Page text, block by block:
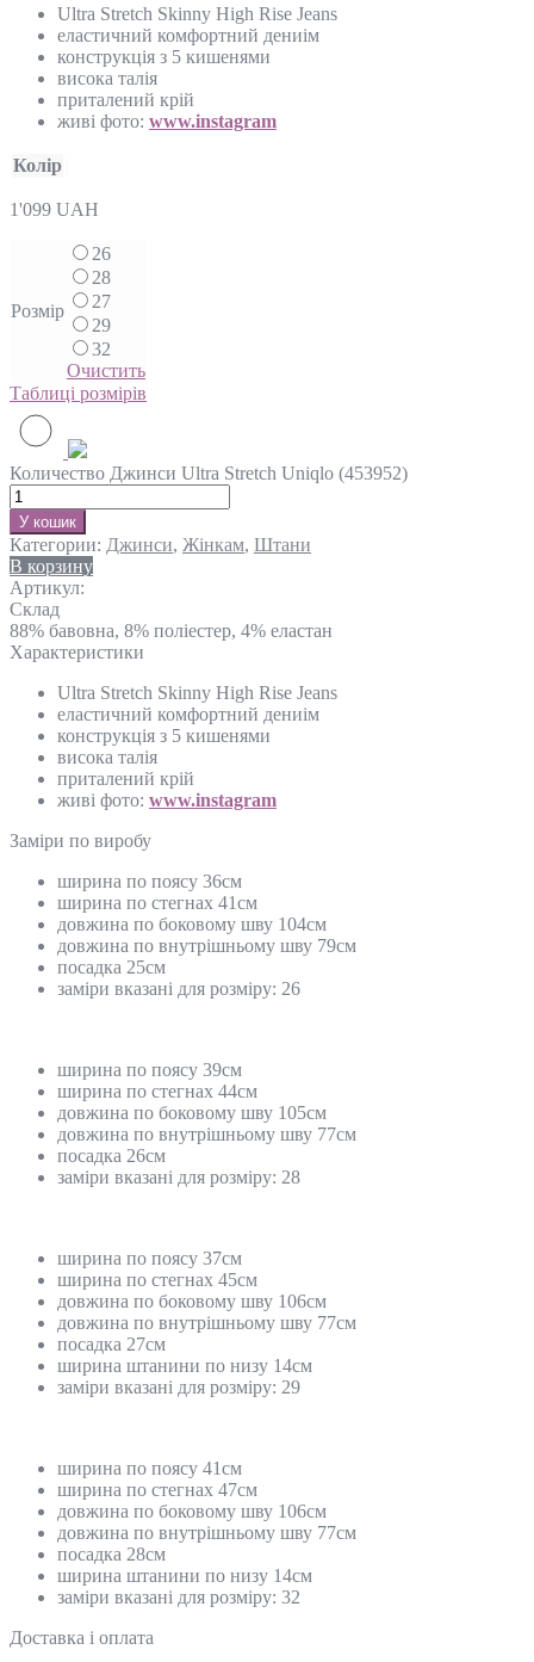
Ultra Stretch Skinny High Rise Jeans
еластичний комфортний дениім
конструкція з 5 кишенями
висока талія
приталений крій
живі фото: www.instagram
Колір
1'099 UAH
Розмір
26
28
27
29
32
Очистить
Таблиці розмірів
Количество Джинси Ultra Stretch Uniqlo (453952)
У кошик
Категории: Джинси, Жінкам, Штани
В корзину
Артикул:
Склад
88% бавовна, 8% поліестер, 4% еластан
Характеристики
Ultra Stretch Skinny High Rise Jeans
еластичний комфортний дениім
конструкція з 5 кишенями
висока талія
приталений крій
живі фото: www.instagram
Замiри по виробу
ширина по поясу 36см
ширина по стегнах 41см
довжина по боковому шву 104см
довжина по внутрішньому шву 79см
посадка 25см
заміри вказані для розміру: 26
ширина по поясу 39см
ширина по стегнах 44см
довжина по боковому шву 105см
довжина по внутрішньому шву 77см
посадка 26см
заміри вказані для розміру: 28
ширина по поясу 37см
ширина по стегнах 45см
довжина по боковому шву 106см
довжина по внутрішньому шву 77см
посадка 27см
ширина штанини по низу 14см
заміри вказані для розміру: 29
ширина по поясу 41см
ширина по стегнах 47см
довжина по боковому шву 106см
довжина по внутрішньому шву 77см
посадка 28см
ширина штанини по низу 14см
заміри вказані для розміру: 32
Доставка і оплата